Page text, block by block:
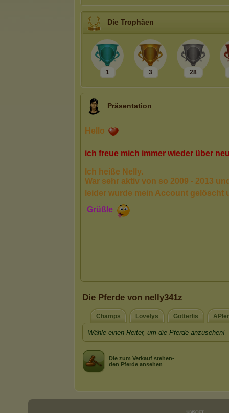
Die Trophäen
1 3 28
Präsentation
Die Pferde von nelly341z
Champs Lovelys Götterlis APler
Wähle einen Reiter, um die Pferde anzusehen!
Die zum Verkauf stehen-
den Pferde ansehen